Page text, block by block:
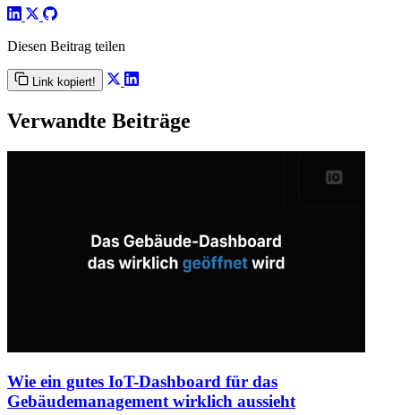
Diesen Beitrag teilen
Link kopiert!
Verwandte Beiträge
Wie ein gutes IoT-Dashboard für das
Gebäudemanagement wirklich aussieht